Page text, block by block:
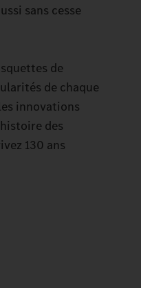
sans cesse
de
de chaque
innovations
des
130 ans